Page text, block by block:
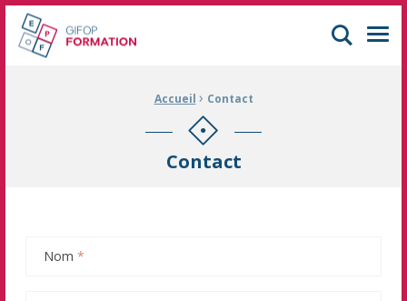
GIFOP Formation Centre de formation continue à Mulhouse
Accueil › Contact
Contact
Nom *